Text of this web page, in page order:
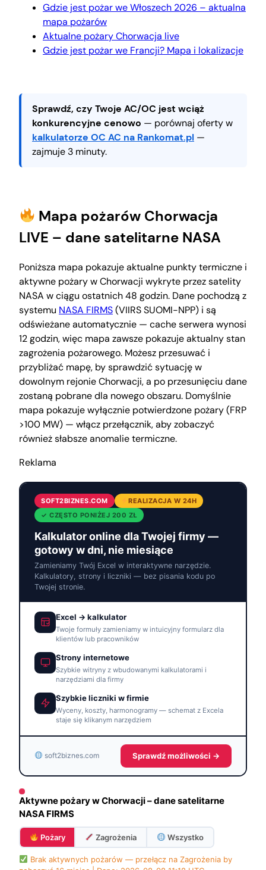
Gdzie jest pożar we Włoszech 2026 – aktualna
mapa pożarów
Aktualne pożary Chorwacja live
Gdzie jest pożar we Francji? Mapa i lokalizacje
Sprawdź, czy Twoje AC/OC jest wciąż
konkurencyjne cenowo — porównaj oferty w
kalkulatorze OC AC na Rankomat.pl —
zajmuje 3 minuty.
Mapa pożarów Chorwacja
LIVE – dane satelitarne NASA
Poniższa mapa pokazuje aktualne punkty termiczne i
aktywne pożary w Chorwacji wykryte przez satelity
NASA w ciągu ostatnich 48 godzin. Dane pochodzą z
systemu NASA FIRMS(VIIRS SUOMI-NPP) i są
odświeżane automatycznie — cache serwera wynosi
12 godzin, więc mapa zawsze pokazuje aktualny stan
zagrożenia pożarowego. Możesz przesuwać i
przybliżać mapę, by sprawdzić sytuację w
dowolnym rejonie Chorwacji, a po przesunięciu dane
zostaną pobrane dla nowego obszaru. Domyślnie
mapa pokazuje wyłącznie potwierdzone pożary (FRP
>100 MW) — włącz przełącznik, aby zobaczyć
również słabsze anomalie termiczne.
Reklama
SOFT2BIZNES.COM
REALIZACJA W 24H
✓ CZĘSTO PONIŻEJ 200 ZŁ
Kalkulator online dla Twojej firmy —
gotowy w dni, nie miesiące
Zamieniamy Twój Excel w interaktywne narzędzie.
Kalkulatory, strony i liczniki — bez pisania kodu po
Twojej stronie.
Excel → kalkulator
Twoje formuły zamieniamy w intuicyjny formularz dla
klientów lub pracowników
Strony internetowe
Szybkie witryny z wbudowanymi kalkulatorami i
narzędziami dla firmy
Szybkie liczniki w firmie
Wyceny, koszty, harmonogramy — schemat z Excela
staje się klikanym narzędziem
soft2biznes.com Sprawdź możliwości →
Aktywne pożary w Chorwacji – dane satelitarne
NASA FIRMS
Pożary Zagrożenia Wszystko
Brak aktywnych pożarów — przełącz na Zagrożenia by